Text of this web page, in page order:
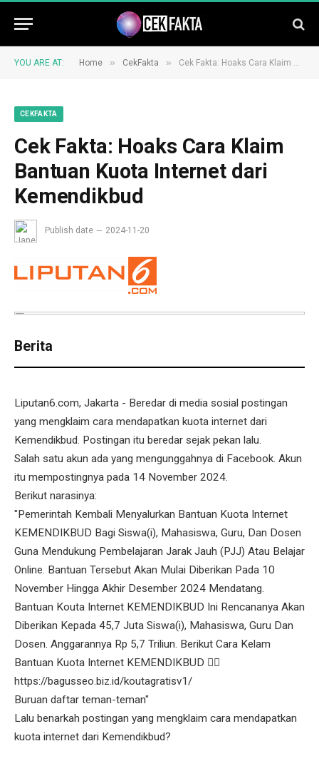
YOU ARE AT: Home » CekFakta » Cek Fakta: Hoaks Cara Klaim Bantuan Kuota Internet dari Kemendikbud
CEKFAKTA
Cek Fakta: Hoaks Cara Klaim
Bantuan Kuota Internet dari
Kemendikbud
Publish date 2024-11-20
Berita
Liputan6.com, Jakarta - Beredar di media sosial postingan
yang mengklaim cara mendapatkan kuota internet dari
Kemendikbud. Postingan itu beredar sejak pekan lalu.
Salah satu akun ada yang mengunggahnya di Facebook. Akun
itu mempostingnya pada 14 November 2024.
Berikut narasinya:
"Pemerintah Kembali Menyalurkan Bantuan Kuota Internet
KEMENDIKBUD Bagi Siswa(i), Mahasiswa, Guru, Dan Dosen
Guna Mendukung Pembelajaran Jarak Jauh (PJJ) Atau Belajar
Online. Bantuan Tersebut Akan Mulai Diberikan Pada 10
November Hingga Akhir Desember 2024 Mendatang.
Bantuan Kouta Internet KEMENDIKBUD Ini Rencananya Akan
Diberikan Kepada 45,7 Juta Siswa(i), Mahasiswa, Guru Dan
Dosen. Anggarannya Rp 5,7 Triliun. Berikut Cara Kelam
Bantuan Kuota Internet KEMENDIKBUD 👇🏻
https://bagusseo.biz.id/koutagratisv1/
Buruan daftar teman-teman"
Lalu benarkah postingan yang mengklaim cara mendapatkan
kuota internet dari Kemendikbud?